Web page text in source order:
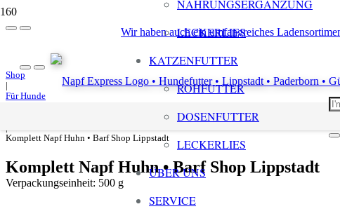
Wir haben auch ein umfangreiches
NAHRUNGSERGÄNZUNG
LECKERLIES
KATZENFUTTER
ROHFUTTER
DOSENFUTTER
LECKERLIES
ÜBER UNS
SERVICE
Shop
Für Hunde
Komplett Napf Huhn • Barf Shop Lippstadt
Komplett Napf Huhn • Barf Shop Lippstadt
Verpackungseinheit: 500 g